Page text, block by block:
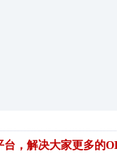
，解决大家更多的